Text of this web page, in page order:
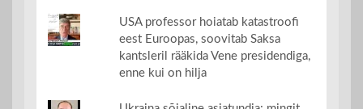
USA professor hoiatab katastroofi
eest Euroopas, soovitab Saksa
kantsleril rääkida Vene presidendiga,
enne kui on hilja